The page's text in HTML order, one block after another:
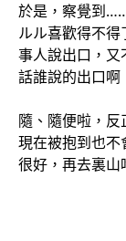
於是，察覺到
ルル喜歡得不
事人說出口，又
話誰說的出口啊
隨、隨便啦，反
現在被抱到也不
很好，再去裏山